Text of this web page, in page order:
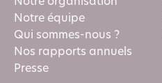
Notre équipe
Qui sommes-nous ?
Nos rapports annuels
Presse